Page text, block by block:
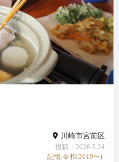
川崎市宮前区
投稿：2026.5.24
記憶:令和(2019〜)